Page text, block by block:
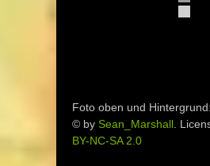
Foto oben und Hintergrund:
© by Sean_Marshall .
BY-NC-SA 2.0